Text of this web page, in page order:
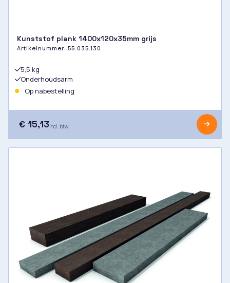
Kunststof plank 1400x120x35mm grijs
Artikelnummer: 55.035.130
5,5 kg
Onderhoudsarm
Op nabestelling
€ 15,13incl. btw